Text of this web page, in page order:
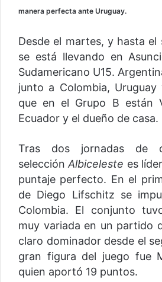
manera perfecta ante Uruguay.
Desde el martes, y hasta el
se está llevando en
Sudamericano U15.
junto a Colombia, Uruguay
que en el Grupo B están
Ecuador y el dueño de casa.
Tras dos jornadas de
selecciónAlbiceleste es
puntaje perfecto. En el
de Diego Lifschitz se
Colombia. El conjunto
muy variada en un partido
claro dominador desde el
gran figura del juego fue
quien aportó 19 puntos.